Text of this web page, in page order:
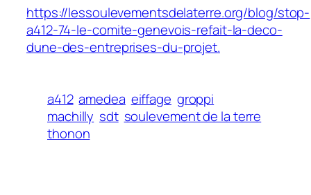
https://lessoulevementsdelaterre.org/blog/stop-
a412-74-le-comite-genevois-refait-la-deco-
dune-des-entreprises-du-projet.
a412 amedea eiffage groppi
machilly sdt soulevement de la terre
thonon